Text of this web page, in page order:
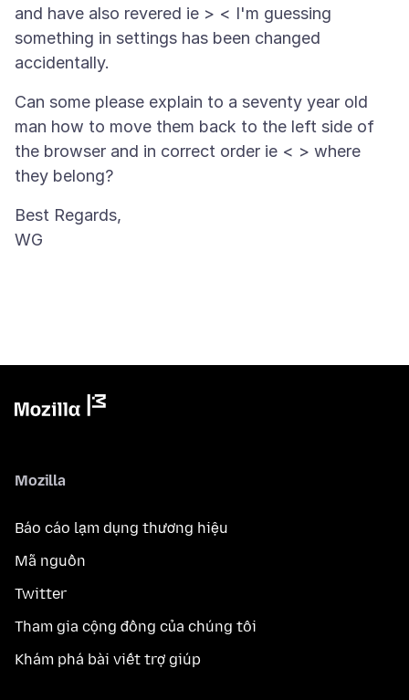
and have also revered ie > < I'm guessing
something in settings has been changed
Can some please explain to a seventy year old
man how to move them back to the left side of
the browser and in correct order ie < > where
Best Regards,
Mozilla
Báo cáo lạm dụng thương hiệu
Mã nguồn
Twitter
Tham gia cộng đồng của chúng tôi
Khám phá bài viết trợ giúp